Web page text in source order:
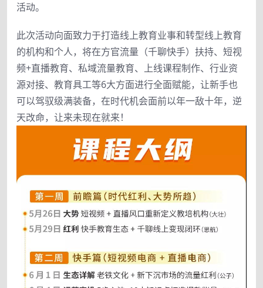
活动。
此次活动向面致力于打造线上教育业事和转型线上教育
的机构和个人，将在方官流量（千聊快手）扶持、短视
频+直播教育、私域流量教育、上线课程制作、行业资
源对接、教育具工等6大方面进行全面赋能，让新手也
可以驾驭级满装备，在时代机会面前以年一敌十年，逆
天改命，让来未现在就来！